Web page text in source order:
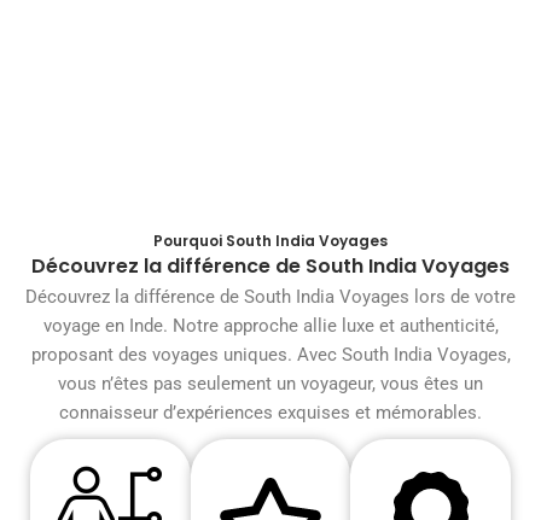
Pourquoi South India Voyages
Découvrez la différence de South India Voyages
Découvrez la différence de South India Voyages lors de votre
voyage en Inde. Notre approche allie luxe et authenticité,
proposant des voyages uniques. Avec South India Voyages,
vous n’êtes pas seulement un voyageur, vous êtes un
connaisseur d’expériences exquises et mémorables.